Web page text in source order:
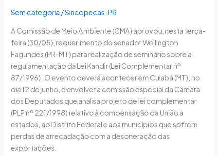
Sem categoria /Sincopecas-PR
A Comissão de Meio Ambiente (CMA) aprovou, nesta terça-
feira (30/05), requerimento do senador Wellington
Fagundes (PR-MT) para realização de seminário sobre a
regulamentação da Lei Kandir (Lei Complementar nº
87/1996). O evento deverá acontecer em Cuiabá (MT), no
dia 12 de junho, e envolver a comissão especial da Câmara
dos Deputados que analisa projeto de lei complementar
(PLP nº 221/1998) relativo à compensação da União a
estados, ao Distrito Federal e aos municípios que sofrem
perdas de arrecadação com a desoneração das
exportações.
Lei
em
seminário
em
Cuiabá